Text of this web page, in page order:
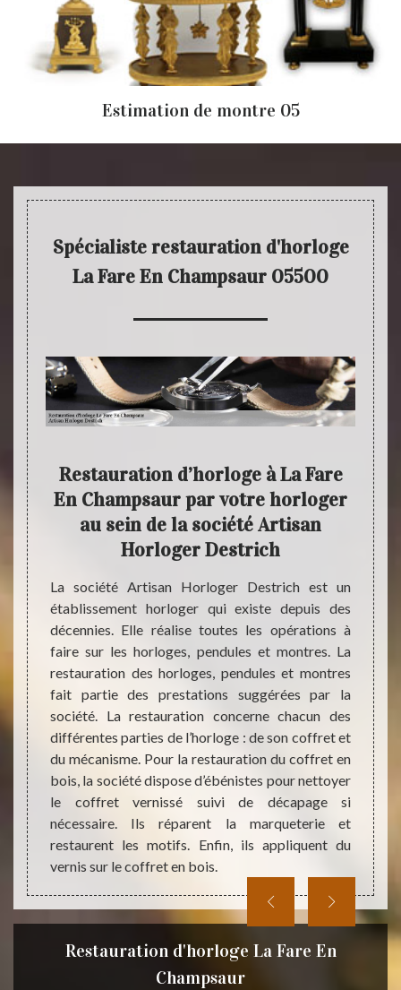
Estimation de montre 05
Spécialiste restauration d'horloge
La Fare En Champsaur 05500
Cela
et
de
En
être
une
Restauration d’horloge à La Fare
En Champsaur par votre horloger
au sein de la société Artisan
Horloger Destrich
La société Artisan Horloger Destrich est un
établissement horloger qui existe depuis des
décennies. Elle réalise toutes les opérations à
faire sur les horloges, pendules et montres. La
restauration des horloges, pendules et montres
fait partie des prestations suggérées par la
société. La restauration concerne chacun des
différentes parties de l’horloge : de son coffret et
du mécanisme. Pour la restauration du coffret en
bois, la société dispose d’ébénistes pour nettoyer
le coffret vernissé suivi de décapage si
nécessaire. Ils réparent la marqueterie et
restaurent les motifs. Enfin, ils appliquent du
vernis sur le coffret en bois.
Une
des
très
la
très
Restauration d'horloge La Fare En
Champsaur